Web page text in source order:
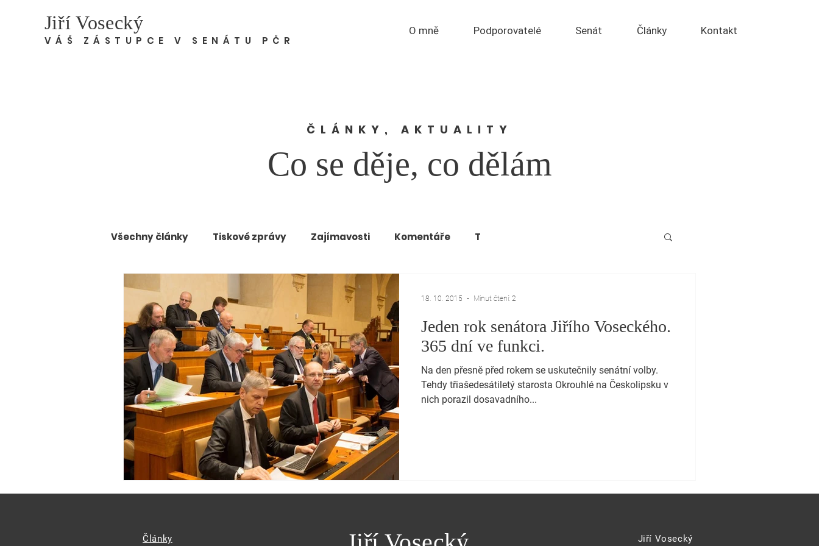
Jiří Vosecký
VÁŠ ZÁSTUPCE V SENÁTU PČR
O mně Podporovatelé Senát Články Kontakt
ČLÁNKY, AKTUALITY
Co se děje, co dělám
Všechny články Tiskové zprávy Zajímavosti Komentáře T
Jeden rok senátora Jiřího Voseckého.
365 dní ve funkci.
Na den přesně před rokem se uskutečnily senátní volby.
Tehdy třiašedesátiletý starosta Okrouhlé na Českolipsku v
nich porazil dosavadního...
18. 10. 2015 Minut čtení: 2
Články Jiří Vosecký